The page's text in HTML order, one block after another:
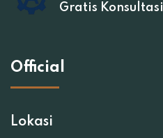
Gratis Konsultasi
Official
Lokasi